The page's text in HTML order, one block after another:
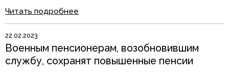
Читать подробнее
22.02.2023
Военным пенсионерам, возобновившим
службу, сохранят повышенные пенсии